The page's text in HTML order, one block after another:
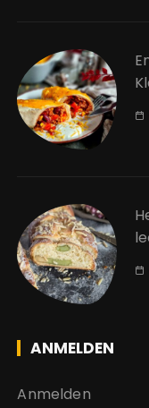
ANMELDEN
Anmelden